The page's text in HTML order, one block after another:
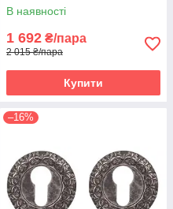
В наявності
1 692 ₴/пара
2 015 ₴/пара
Купити
–16%